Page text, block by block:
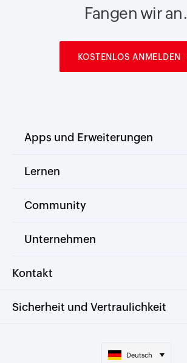
Fangen wir an.
KOSTENLOS ANMELDEN
Apps und Erweiterungen
Lernen
Community
Unternehmen
Kontakt
Sicherheit und Vertraulichkeit
Deutsch